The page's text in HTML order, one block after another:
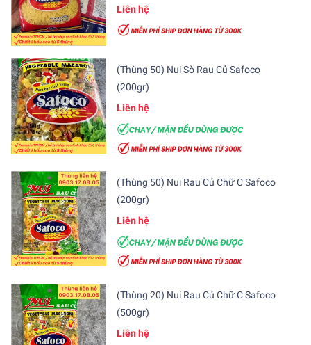
Liên hệ
(Thùng 50) Nui Sò Rau Củ Safoco
(200gr)
Liên hệ
(Thùng 50) Nui Rau Củ Chữ C Safoco
(200gr)
Liên hệ
(Thùng 20) Nui Rau Củ Chữ C Safoco
(500gr)
Liên hệ